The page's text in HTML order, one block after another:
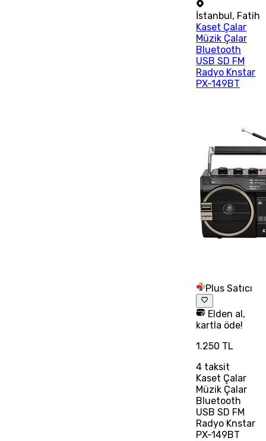
İstanbul , Fatih
Kaset Çalar
Müzik Çalar
Bluetooth
USB SD FM
Radyo Knstar
PX-149BT
Plus Satıcı
Elden al,
kartla öde!
1.250 TL
4 taksit
Kaset Çalar
Müzik Çalar
Bluetooth
USB SD FM
Radyo Knstar
PX-149BT